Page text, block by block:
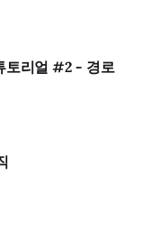
토리얼 #2 - 경로